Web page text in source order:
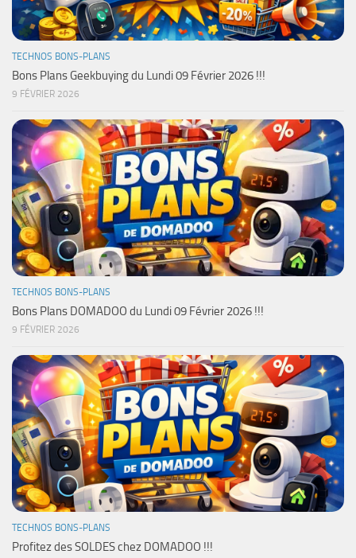
TECHNOS BONS-PLANS
Bons Plans Geekbuying du Lundi 09 Février 2026 !!!
9 FÉVRIER 2026
TECHNOS BONS-PLANS
Bons Plans DOMADOO du Lundi 09 Février 2026 !!!
9 FÉVRIER 2026
TECHNOS BONS-PLANS
Profitez des SOLDES chez DOMADOO !!!